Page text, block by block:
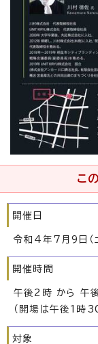
こ
開催日
令和4年7月9日（
開催時間
午後2時 から 午
（開場は午後1時
対象